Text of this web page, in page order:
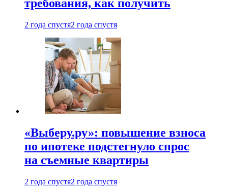
требования, как получить
2 года спустя2 года спустя
«Выберу.ру»: повышение взноса
по ипотеке подстегнуло спрос
на съемные квартиры
2 года спустя2 года спустя